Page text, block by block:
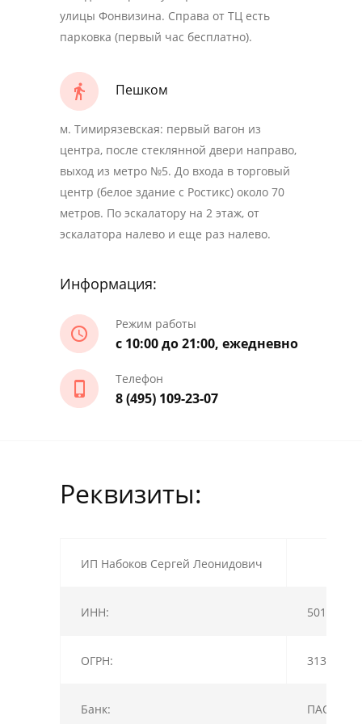
улицы Фонвизина. Справа от ТЦ есть
парковка (первый час бесплатно).
Пешком
м. Тимирязевская: первый вагон из
центра, после стеклянной двери направо,
выход из метро №5. До входа в торговый
центр (белое здание с Ростикс) около 70
метров. По эскалатору на 2 этаж, от
эскалатора налево и еще раз налево.
Информация:
Режим работы
с 10:00 до 21:00, ежедневно
Телефон
8 (495) 109-23-07
Реквизиты:
ИП Набоков Сергей Леонидович
ИНН:
ОГРН:
Банк: ПАО АКБ